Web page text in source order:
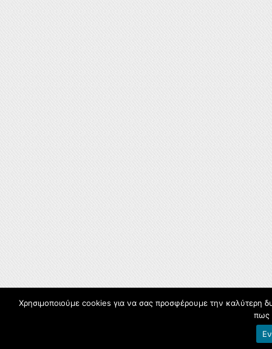
Χρησιμοποιούμε cookies για να σας προσφέρουμε την καλύτερη
πως